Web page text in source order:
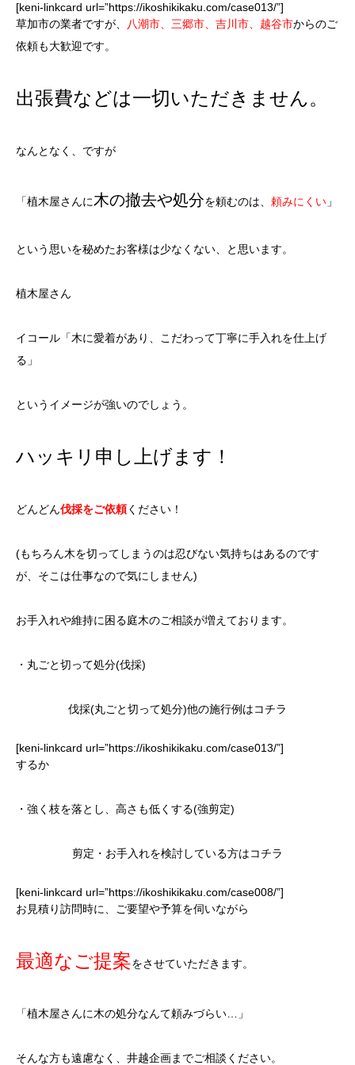
[keni-linkcard url=”https://ikoshikikaku.com/case013/”]
草加市の業者ですが、
八潮市、三郷市、吉川市、越谷市からのご
依頼も大歓迎です。
出張費などは一切いただきません。
なんとなく、ですが
「植木屋さんに木の撤去や処分を頼むのは、 頼みにくい 」
という思いを秘めたお客様は少なくない、と思います。
植木屋さん
イコール「木に愛着があり、 こだわって丁寧に手入れを仕上げ
る」
というイメージが強いのでしょう。
ハッキリ申し上げます！
どんどん伐採をご依頼ください！
(もちろん木を切ってしまうのは忍びない気持ちはあるのです
が、そこは仕事なので気にしません)
お手入れや維持に困る庭木のご相談が増えております。
・丸ごと切って処分(伐採)
伐採(丸ごと切って処分)他の施行例はコチラ
[keni-linkcard url=”https://ikoshikikaku.com/case013/”]
するか
・強く枝を落とし、高さも低くする(強剪定)
剪定・お手入れを検討している方はコチラ
[keni-linkcard url=”https://ikoshikikaku.com/case008/”]
お見積り訪問時に、ご要望や予算を伺いながら
最適なご提案をさせていただきます。
「植木屋さんに木の処分なんて頼みづらい…」
そんな方も遠慮なく、井越企画までご相談ください。